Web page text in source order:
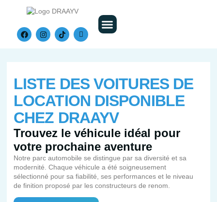
LISTE DES VOITURES DE
LOCATION DISPONIBLE
CHEZ DRAAYV
Trouvez le véhicule idéal pour
votre prochaine aventure
Notre parc automobile se distingue par sa diversité et sa
modernité. Chaque véhicule a été soigneusement
sélectionné pour sa fiabilité, ses performances et le niveau
de finition proposé par les constructeurs de renom.